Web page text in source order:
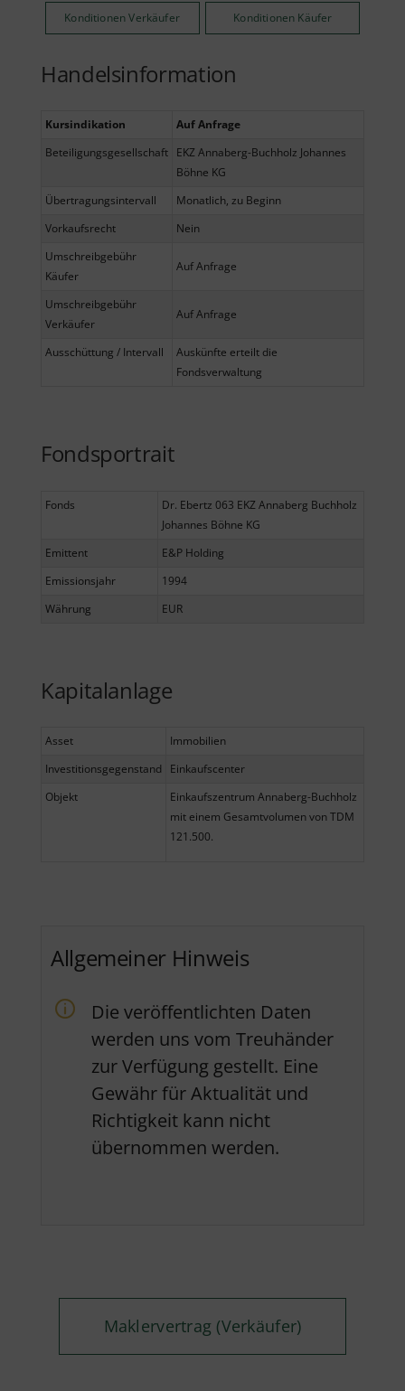
Konditionen Verkäufer Konditionen Käufer
Handelsinformation
Kursindikation
Auf Anfrage
Beteiligungsgesellschaft EKZ Annaberg-Buchholz Johannes
Böhne KG
Übertragungsintervall
Monatlich, zu Beginn
Vorkaufsrecht
Nein
Umschreibgebühr
Käufer
Auf Anfrage
Umschreibgebühr
Verkäufer
Auf Anfrage
Ausschüttung / Intervall
Auskünfte erteilt die
Fondsverwaltung
Fondsportrait
Fonds
Dr. Ebertz 063 EKZ Annaberg Buchholz
Johannes Böhne KG
Emittent
E&P Holding
Emissionsjahr
1994
Währung
EUR
Kapitalanlage
Asset
Immobilien
Investitionsgegenstand
Einkaufscenter
Objekt
Einkaufszentrum Annaberg-Buchholz
mit einem Gesamtvolumen von TDM
121.500.
Allgemeiner Hinweis
Die veröffentlichten Daten
werden uns vom Treuhänder
zur Verfügung gestellt. Eine
Gewähr für Aktualität und
Richtigkeit kann nicht
übernommen werden.
Maklervertrag (Verkäufer)